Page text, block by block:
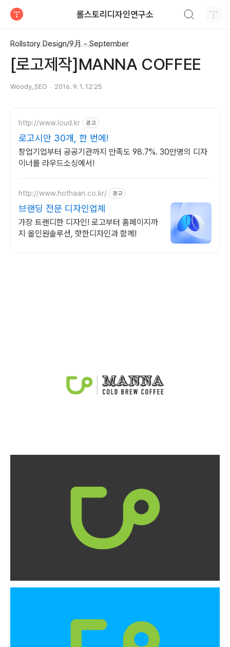
롤스토리디자인연구소
Rollstory Design/9月 - September
[로고제작]MANNA COFFEE
Woody_SEO 2016. 9. 1. 12:25
http://www.loud.kr 광고
로고시안 30개, 한 번에!
창업기업부터 공공기관까지 만족도 98.7%. 30만명의 디자
이너를 라우드소싱에서!
http://www.hothaan.co.kr/ 광고
브랜딩 전문 디자인업체
가장 트랜디한 디자인! 로고부터 홈페이지까
지 올인원솔루션, 핫한디자인과 함께!